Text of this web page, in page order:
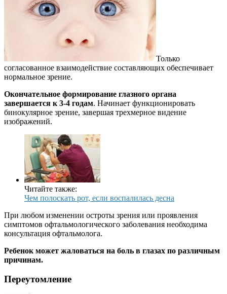
Только
согласованное взаимодействие составляющих обеспечивает
нормальное зрение.
Окончательное формирование глазного органа
завершается к 3-4 годам. Начинает функционировать
бинокулярное зрение, завершая трехмерное видение
изображений.
Читайте также:
Чем полоскать рот, если воспалилась десна
При любом изменении остроты зрения или проявления
симптомов офтальмологического заболевания необходима
консультация офтальмолога.
Ребенок может жаловаться на боль в глазах по различным
причинам.
Переутомление